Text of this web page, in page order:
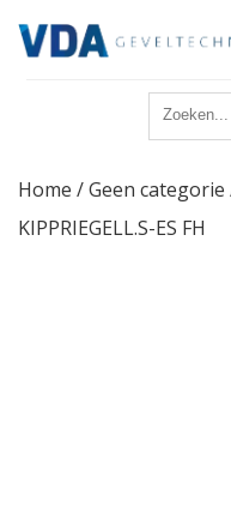
Reparatie
Home /Geen categorie
KIPPRIEGELL.S-ES FH